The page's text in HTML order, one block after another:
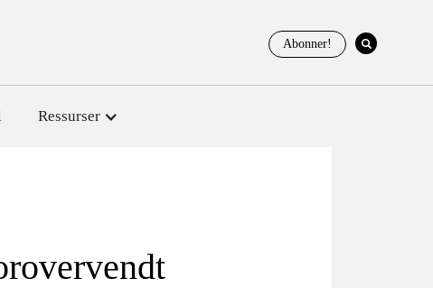
Abonner!
Ressurser